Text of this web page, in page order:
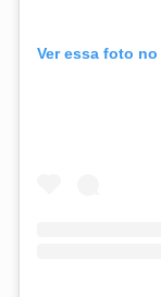
Ver essa foto